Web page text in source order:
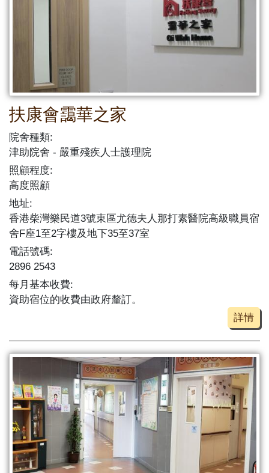
扶康會靄華之家
院舍種類:
津助院舍
嚴重殘疾人士護理院
照顧程度:
高度照顧
地址:
香港柴灣樂民道3號東區尤德夫人那打素醫院高級職員宿
舍F座1至2字樓及地下35至37室
電話號碼:
2896 2543
每月基本收費:
資助宿位的收費由政府釐訂。
詳情